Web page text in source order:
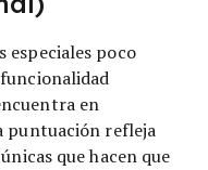
especiales poco
en
puntuación refleja
que hacen que